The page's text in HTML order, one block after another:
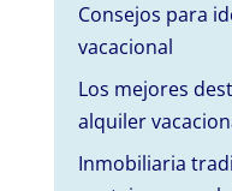
Consejos para
vacacional
Los mejores
alquiler
Inmobiliaria